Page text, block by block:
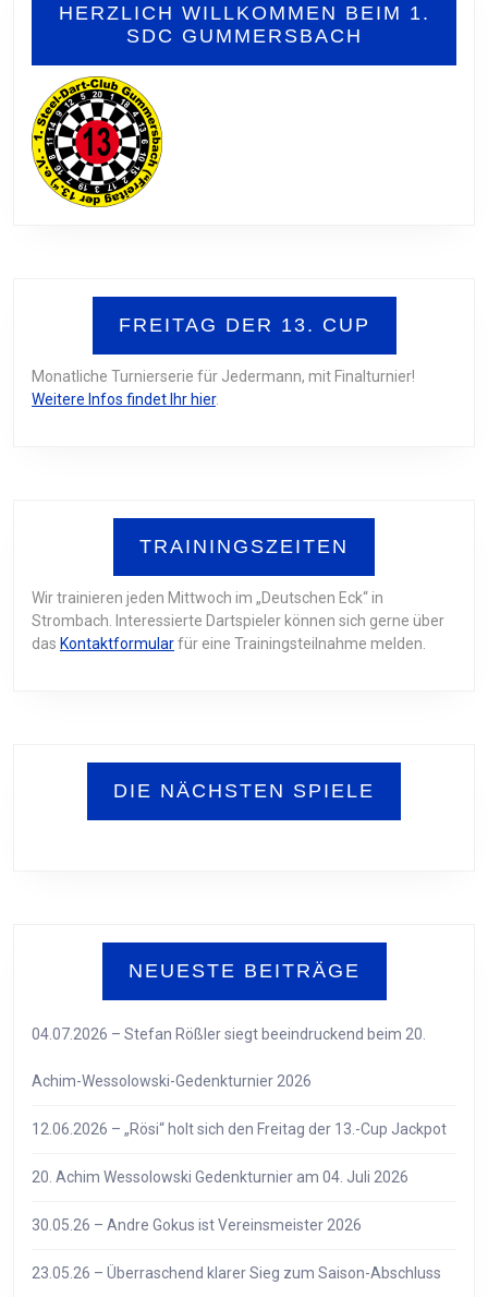
HERZLICH WILLKOMMEN BEIM 1.
SDC GUMMERSBACH
FREITAG DER 13. CUP
Monatliche Turnierserie für Jedermann, mit Finalturnier!
Weitere Infos findet Ihr hier.
TRAININGSZEITEN
Wir trainieren jeden Mittwoch im „Deutschen Eck“ in
Strombach. Interessierte Dartspieler können sich gerne über
das Kontaktformularfür eine Trainingsteilnahme melden.
DIE NÄCHSTEN SPIELE
NEUESTE BEITRÄGE
04.07.2026 – Stefan Rößler siegt beeindruckend beim 20.
Achim-Wessolowski-Gedenkturnier 2026
12.06.2026 – „Rösi“ holt sich den Freitag der 13.-Cup Jackpot
20. Achim Wessolowski Gedenkturnier am 04. Juli 2026
30.05.26 – Andre Gokus ist Vereinsmeister 2026
23.05.26 – Überraschend klarer Sieg zum Saison-Abschluss